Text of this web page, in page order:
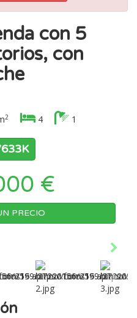
con 5
con
2 4 1
€
PRECIO